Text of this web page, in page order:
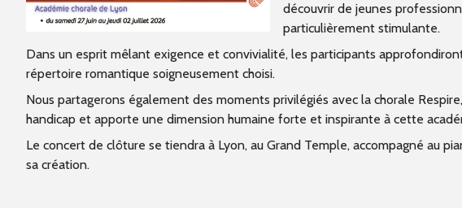
découvrir de jeunes
particulièrement stimulante.
Dans un esprit mêlant exigence et convivialité, les participants
répertoire romantique soigneusement choisi.
Nous partagerons également des moments privilégiés avec la chorale
handicap et apporte une dimension humaine forte et inspirante à cette
Le concert de clôture se tiendra à Lyon, au Grand Temple, accompagné au
sa création.